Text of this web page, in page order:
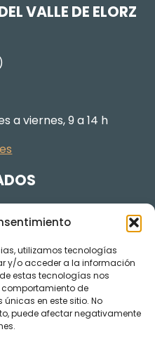
utilizamos tecnologías
y/o acceder a la información
estas tecnologías nos
de
en este sitio. No
puede afectar negativamente
VALLE DE ELORZ
a viernes, 9 a 14 h
605 834 045
948 368 156
948 074 848